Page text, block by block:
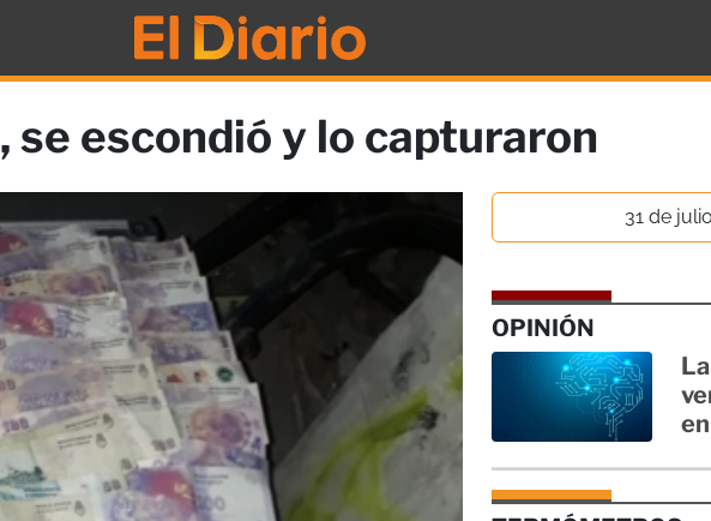
se escondió y lo capturaron
31 de
OPINIÓN